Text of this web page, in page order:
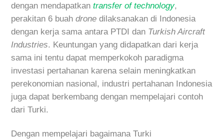
dengan mendapatkantransfer of technology,
perakitan 6 buahdronedilaksanakan di Indonesia
dengan kerja sama antara PTDI dan Turkish Aircraft
Industries. Keuntungan yang didapatkan dari kerja
sama ini tentu dapat memperkokoh paradigma
investasi pertahanan karena selain meningkatkan
perekonomian nasional, industri pertahanan Indonesia
juga dapat berkembang dengan mempelajari contoh
dari Turki.
Dengan mempelajari bagaimana Turki